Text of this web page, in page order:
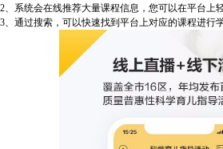
2、系统会在线推荐大量课程信息，您可以在平台上
3、通过搜索，可以快速找到平台上对应的课程进行